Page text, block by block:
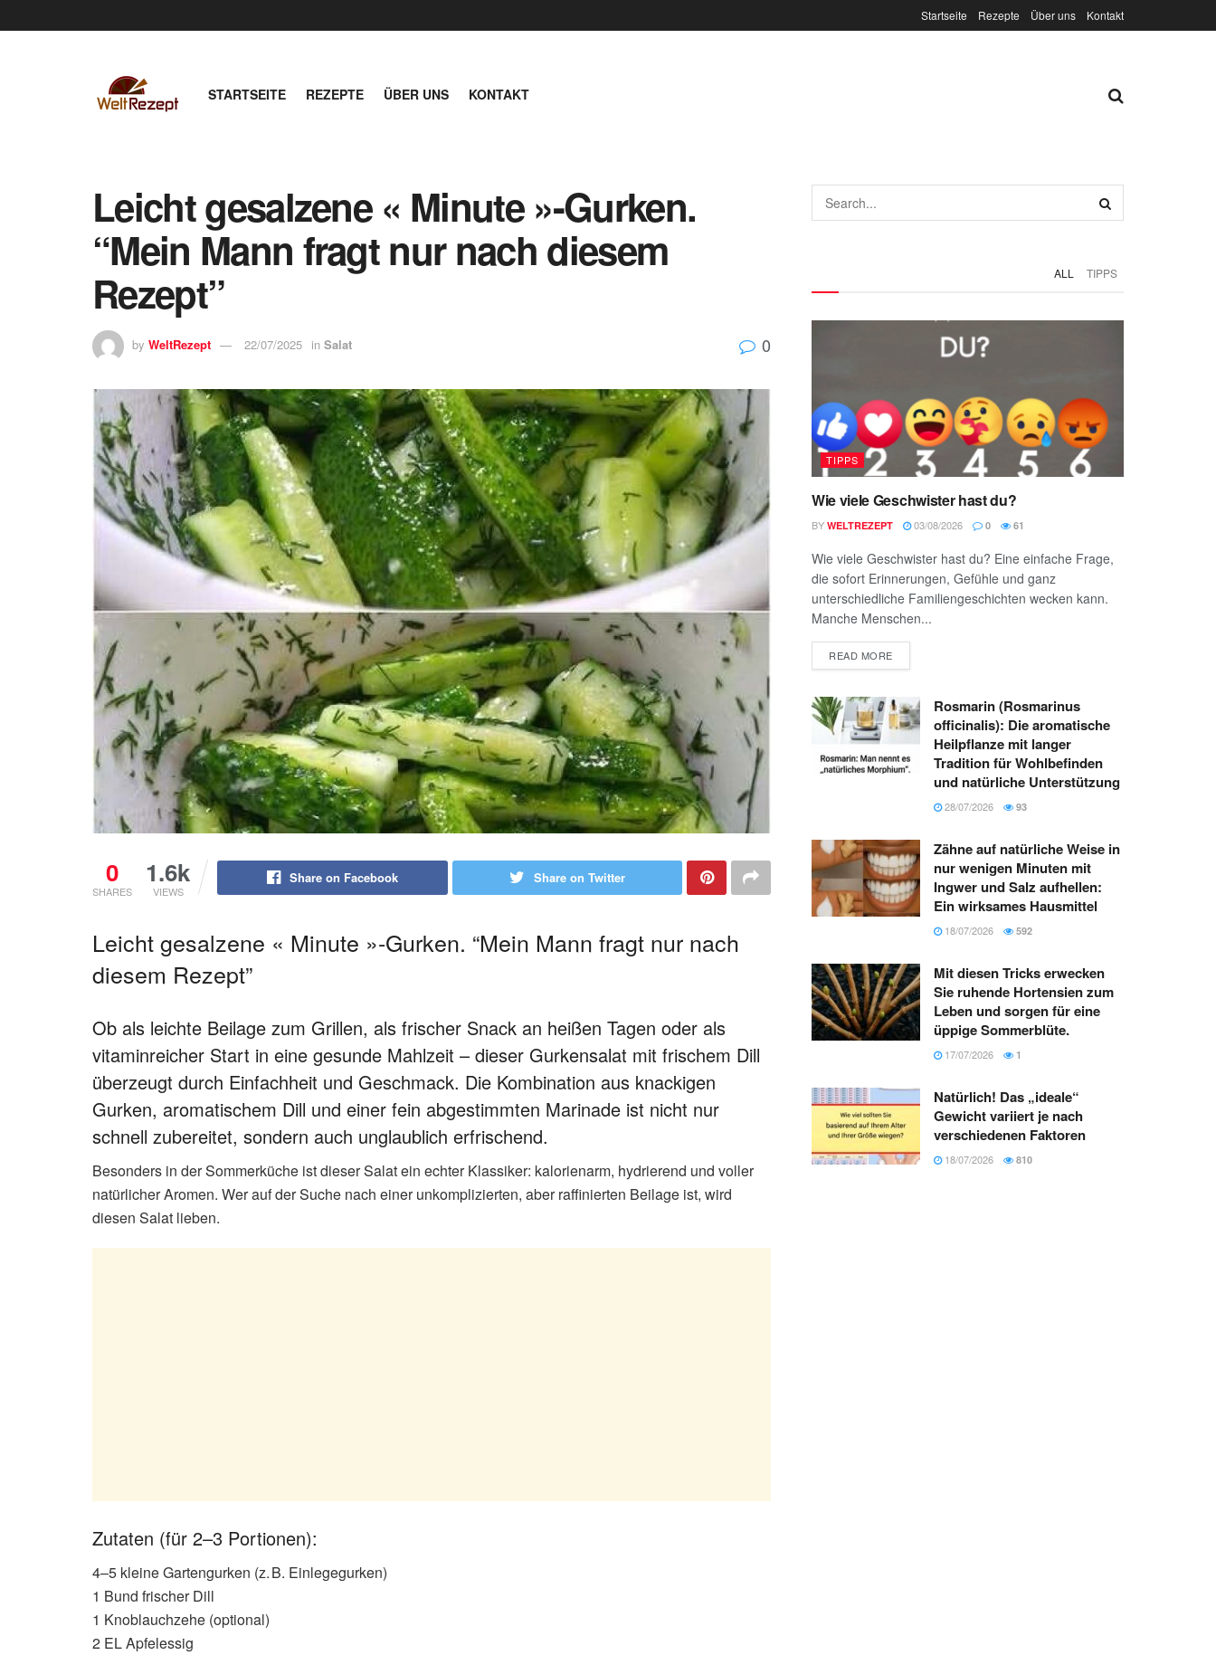
Startseite Rezepte Über uns Kontakt
STARTSEITE REZEPTE ÜBER UNS KONTAKT
Leicht gesalzene « Minute »-Gurken.
“Mein Mann fragt nur nach diesem
Rezept”
by WeltRezept 22/07/2025 in Salat 0
0
SHARES
1.6k
VIEWS
Share on Facebook Share on Twitter
Leicht gesalzene « Minute »-Gurken. “Mein Mann fragt nur nach
diesem Rezept”
Ob als leichte Beilage zum Grillen, als frischer Snack an heißen Tagen oder als
vitaminreicher Start in eine gesunde Mahlzeit – dieser Gurkensalat mit frischem Dill
überzeugt durch Einfachheit und Geschmack. Die Kombination aus knackigen
Gurken, aromatischem Dill und einer fein abgestimmten Marinade ist nicht nur
schnell zubereitet, sondern auch unglaublich erfrischend.
Besonders in der Sommerküche ist dieser Salat ein echter Klassiker: kalorienarm, hydrierend und voller
natürlicher Aromen. Wer auf der Suche nach einer unkomplizierten, aber raffinierten Beilage ist, wird
diesen Salat lieben.
Zutaten (für 2–3 Portionen):
4–5 kleine Gartengurken (z. B. Einlegegurken)
1 Bund frischer Dill
1 Knoblauchzehe (optional)
2 EL Apfelessig
ALL TIPPS
TIPPS
Wie viele Geschwister hast du?
BY WELTREZEPT 03/08/2026 0 61
Wie viele Geschwister hast du? Eine einfache Frage,
die sofort Erinnerungen, Gefühle und ganz
unterschiedliche Familiengeschichten wecken kann.
Manche Menschen...
READ MORE
Rosmarin (Rosmarinus
officinalis): Die aromatische
Heilpflanze mit langer
Tradition für Wohlbefinden
und natürliche Unterstützung
28/07/2026 93
Zähne auf natürliche Weise in
nur wenigen Minuten mit
Ingwer und Salz aufhellen:
Ein wirksames Hausmittel
18/07/2026 592
Mit diesen Tricks erwecken
Sie ruhende Hortensien zum
Leben und sorgen für eine
üppige Sommerblüte.
17/07/2026 1
Natürlich! Das „ideale“
Gewicht variiert je nach
verschiedenen Faktoren
18/07/2026 810